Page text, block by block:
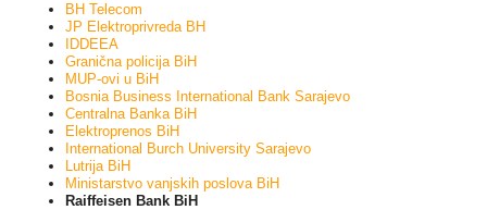
BH Telecom
JP Elektroprivreda BH
IDDEEA
Granična policija BiH
MUP-ovi u BiH
Bosnia Business International Bank Sarajevo
Centralna Banka BiH
Elektroprenos BiH
International Burch University Sarajevo
Lutrija BiH
Ministarstvo vanjskih poslova BiH
Raiffeisen Bank BiH